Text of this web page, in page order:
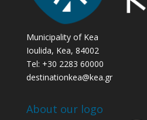
Municipality of Kea
Ioulida, Kea, 84002
Tel: +30 2283 60000
destinationkea@kea.gr
About our logo